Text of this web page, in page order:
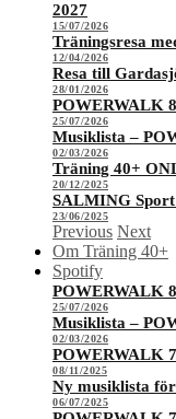
2027
15/07/2026
Träningsresa
12/04/2026
Resa till
28/01/2026
POWERWALK
25/07/2026
Musiklista –
02/03/2026
Träning 40+
20/12/2025
SALMING
23/06/2025
Previous Next
Om Träning 40+
Spotify
POWERWALK
25/07/2026
Musiklista –
02/03/2026
POWERWALK
08/11/2025
Ny musiklista
06/07/2025